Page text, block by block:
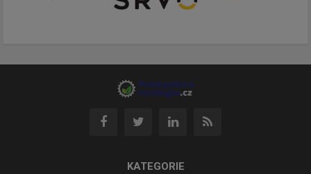
KATEGORIE